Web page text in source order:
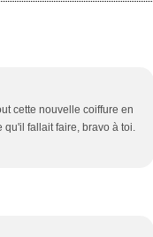
cette nouvelle coiffure en
fallait faire, bravo à toi.